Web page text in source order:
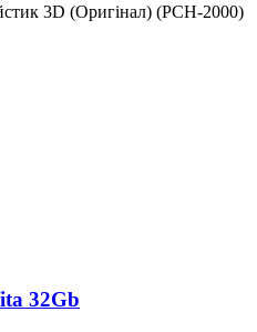
3D (Оригінал) (PCH-2000)
32Gb